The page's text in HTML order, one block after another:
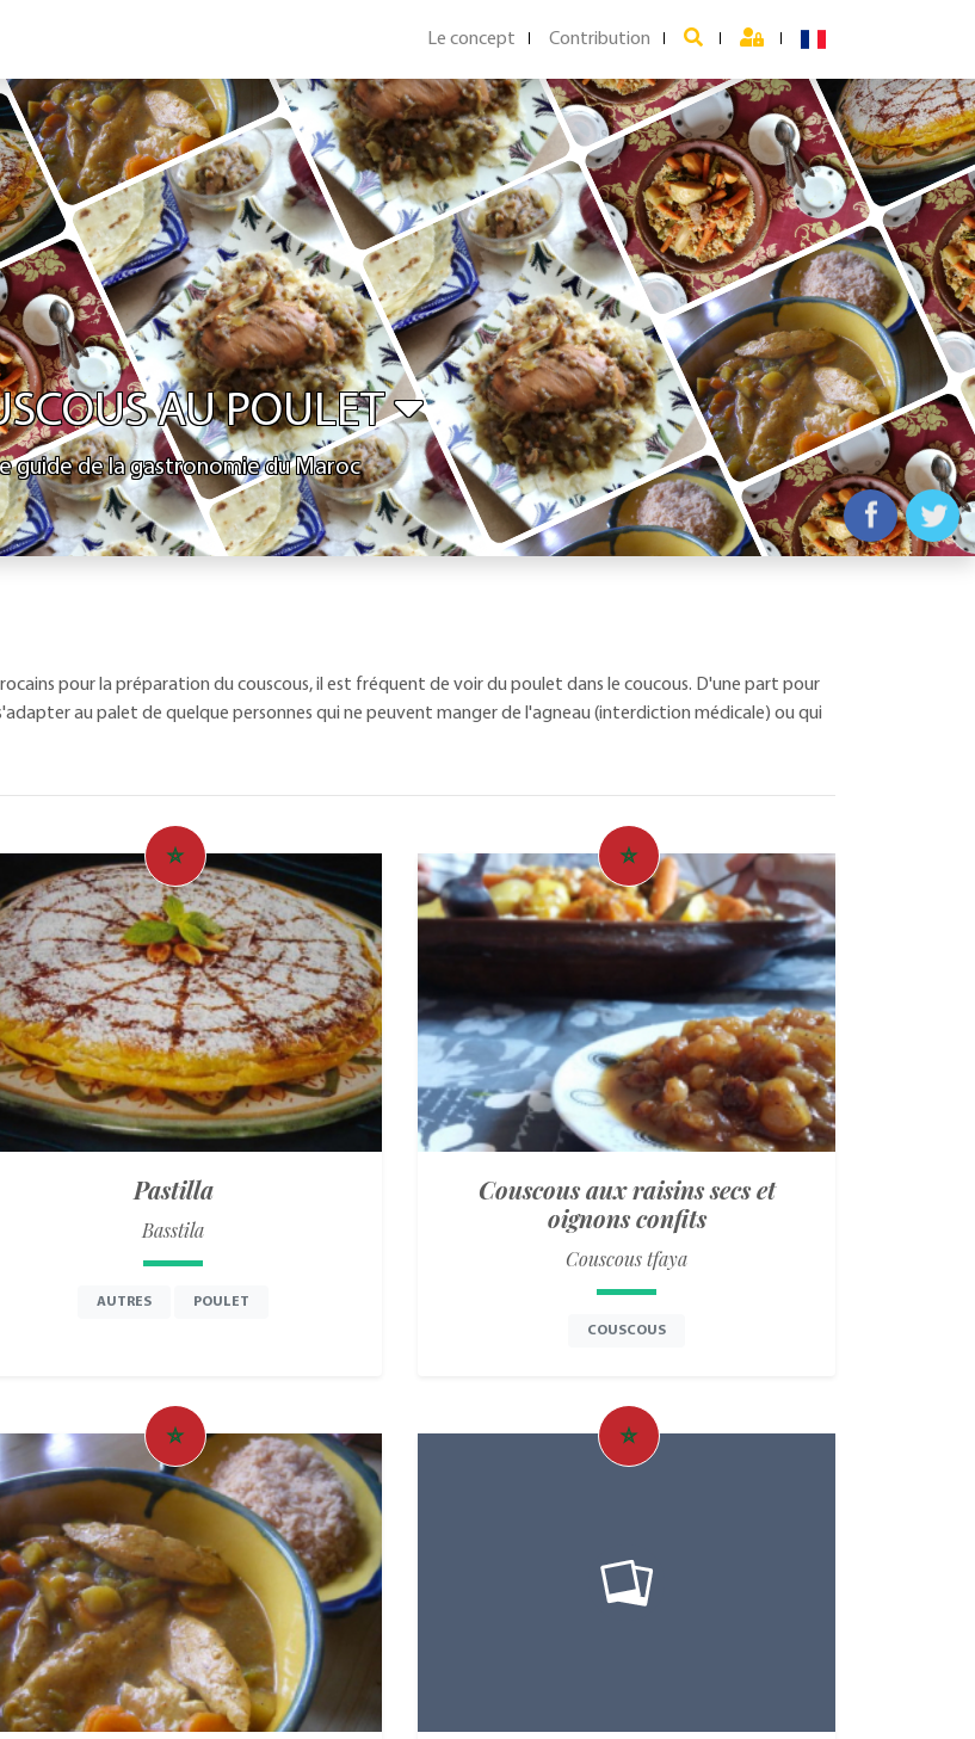
Le concept Contribution
AU POULET
guide de la gastronomie du Maroc
pour la préparation du couscous, il est fréquent de voir du poulet dans le coucous. D'une part pour
au palet de quelque personnes qui ne peuvent manger de l'agneau (interdiction médicale) ou qui
Pastilla
Basstila
AUTRES POULET
Couscous aux raisins secs et
oignons confits
Couscous tfaya
COUSCOUS